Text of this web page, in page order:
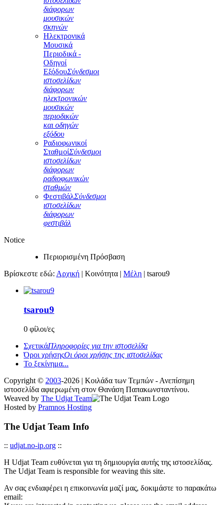
διάφορων
μουσικών
σκηνών
Ηλεκτρονικά
Μουσικά
Περιοδικά -
Οδηγοί
ΕξόδουΣύνδεσμοι
ιστοσελίδων
διάφορων
ηλεκτρονικών
μουσικών
περιοδικών
και οδηγών
εξόδου
Ραδιοφωνικοί
ΣταθμοίΣύνδεσμοι
ιστοσελίδων
διάφορων
ραδιοφωνικών
σταθμών
ΦεστιβάλΣύνδεσμοι
ιστοσελίδων
διάφορων
φεστιβάλ
Notice
Περιορισμένη Πρόσβαση
Βρίσκεστε εδώ: Αρχική | Κοινότητα | Μέλη | tsarou9
tsarou9
0 φίλοι/ες
ΣχετικάΠληροφορίες για την ιστοσελίδα
Όροι χρήσηςΟι όροι χρήσης της ιστοσελίδας
Το ξεκίνημα...
Copyright © 2003-2026 | Κοιλάδα των Τεμπών - Ανεπίσημη
ιστοσελίδα αφιερωμένη στον Θανάση Παπακωνσταντίνου.
Weaved by The Udjat Team
Hosted by Pramnos Hosting
The Udjat Team Info
:: udjat.no-ip.org ::
Η Udjat Team ευθύνεται για τη δημιουργία αυτής της ιστοσελίδας.
The Udjat Team is responsible for weaving this site.
Αν σας ενδιαφέρει η επικοινωνία μαζί μας, δοκιμάστε το παρακάτω
email: